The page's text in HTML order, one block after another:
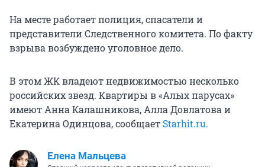
На месте работает полиция, спасатели и
представители Следственного комитета. По факту
взрыва возбуждено уголовное дело.
В этом ЖК владеют недвижимостью несколько
российских звезд. Квартиры в «Алых парусах»
имеют Анна Калашникова, Алла Довлатова и
Екатерина Одинцова, сообщает Starhit.ru.
Елена Мальцева